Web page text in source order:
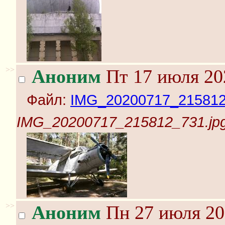
>> Аноним Пт 17 июля
Файл:
>> Аноним Пн 27 июля